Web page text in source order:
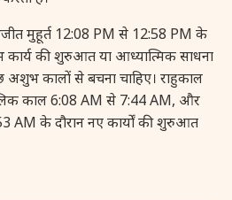
Shravana Purnima
Varalakshmi Vrat
मुहूर्त 12:08 PM से 12:58 PM के
कार्य की शुरुआत या आध्यात्मिक साधना
अशुभ कालों से बचना चाहिए। राहुकाल
काल 6:08 AM से 7:44 AM, और
AM के दौरान नए कार्यों की शुरुआत